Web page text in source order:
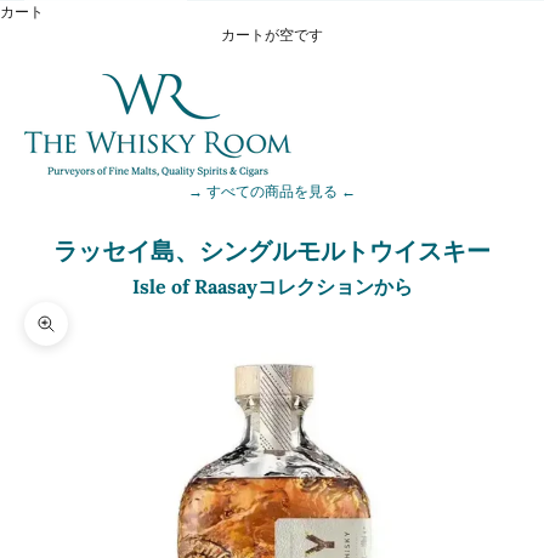
カート
カートが空です
→ すべての商品を見る ←
ラッセイ島、シングルモルトウイスキー
Isle of Raasayコレクションから
ズームイン